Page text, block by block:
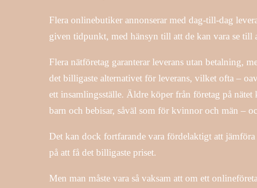
Flera onlinebutiker annonserar med dag-till-dag
given tidpunkt, med hänsyn till att de kan vara se
Flera nätföretag garanterar leverans utan betalning,
det billigaste alternativet för leverans, vilket ofta –
ett insamlingsställe. Äldre köper från företag på
barn och bebisar, såväl som för kvinnor och män –
Det kan dock fortfarande vara fördelaktigt att
på att få det billigaste priset.
Men man måste vara så vaksam att om ett